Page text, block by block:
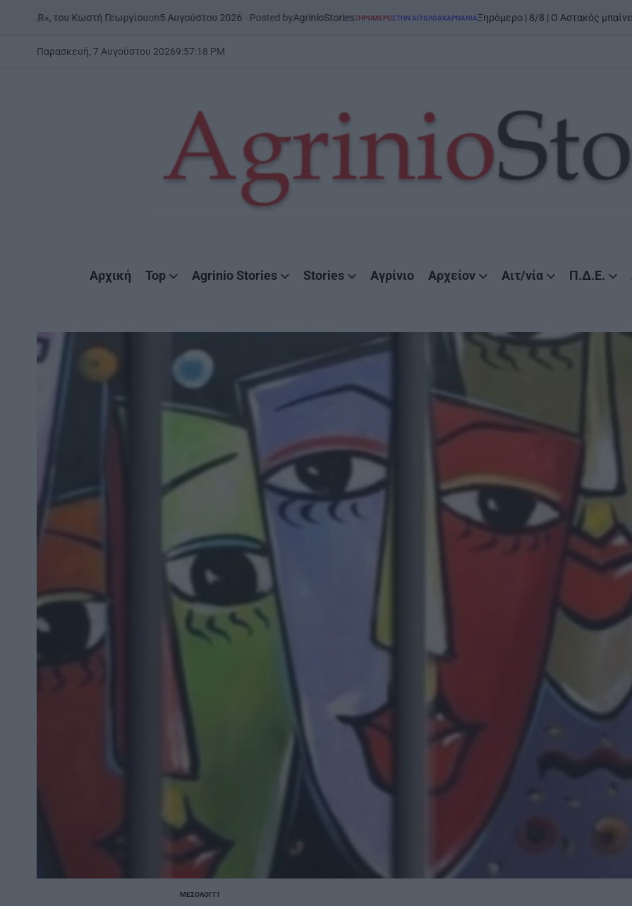
Κωστή Γεωργίουon5 Αυγούστου 2026 Posted byAgrinioStories POSTED
ΞΗΡΟΜΕΡΟΣΤΗΝ ΑΙΤΩΛΟΑΚΑΡΝΑΝΊΑΞηρόμερο | 8/8 | Ο Αστακός μπαίνει στον χορόon5
Παρασκευή, 7 Αυγούστου 20269:57:19 PM
Αρχική Top Agrinio Stories Stories Αγρίνιο Αρχείον Αιτ/νία Π.Δ.Ε.
POSTED
ΜΕΣΟΛΌΓΓΙ